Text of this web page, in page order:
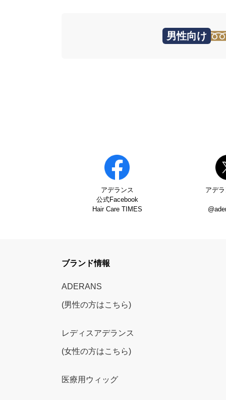
男性向け
アデランス
公式Facebook
Hair Care TIMES
アデ
ブランド情報
ADERANS
(男性の方はこちら)
レディスアデランス
(女性の方はこちら)
医療用ウィッグ